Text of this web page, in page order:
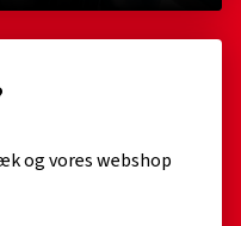
og vores webshop